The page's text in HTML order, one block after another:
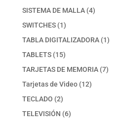
productos
SISTEMA DE MALLA 44
SWITCHES 11
producto
TABLA DIGITALIZADORA 11
TABLETS 1515
productos
TARJETAS DE MEMORIA 77
Tarjetas de Video 1212
TECLADO 22
productos
TELEVISIÓN 66